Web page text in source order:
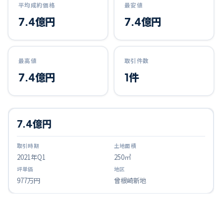
平均成約価格
7.4億円
最安値
7.4億円
最高値
7.4億円
取引件数
1件
2021年Q1
7.4億円
250㎡
977万円 曾根崎新地